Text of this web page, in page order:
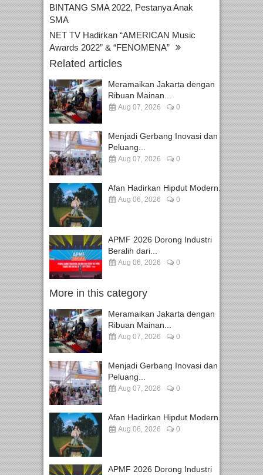
BINTANG SMA 2022, Pestanya Anak
SMA
NET TV Hadirkan “AMERICAN Music
Awards 2022” & “FENOMENA”
Related articles
Meramaikan Jakarta dengan
Ribuan Mainan...
Aug 07, 2026 0
Menjadi Gerbang Inovasi dan
Peluang...
Aug 07, 2026 0
Afan Hadirkan Hipdut Modern...
Aug 06, 2026 0
APMF 2026 Dorong Industri
Beralih dari...
Aug 06, 2026 0
More in this category
Meramaikan Jakarta dengan
Ribuan Mainan...
Aug 07, 2026 0
Menjadi Gerbang Inovasi dan
Peluang...
Aug 07, 2026 0
Afan Hadirkan Hipdut Modern...
Aug 06, 2026 0
APMF 2026 Dorong Industri